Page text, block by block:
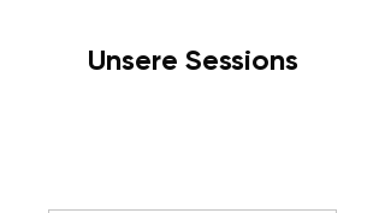
Unsere Sessions